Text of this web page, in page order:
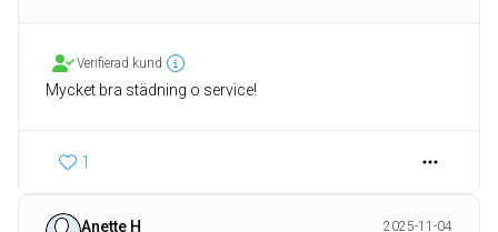
Verifierad kund
Mycket bra städning o service!
1
Anette H
2025-11-04